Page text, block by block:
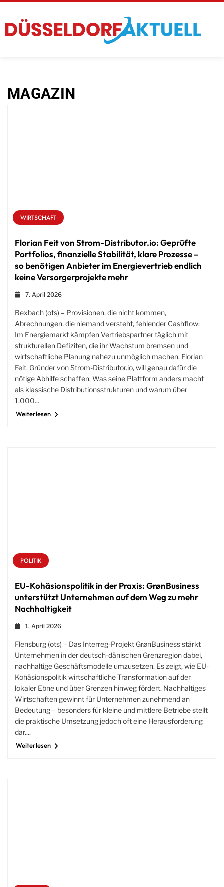
MAGAZIN
WIRTSCHAFT
Florian Feit von Strom-Distributor.io: Geprüfte
Portfolios, finanzielle Stabilität, klare Prozesse –
so benötigen Anbieter im Energievertrieb endlich
keine Versorgerprojekte mehr
7. April 2026
Bexbach (ots) – Provisionen, die nicht kommen,
Abrechnungen, die niemand versteht, fehlender Cashflow:
Im Energiemarkt kämpfen Vertriebspartner täglich mit
strukturellen Defiziten, die ihr Wachstum bremsen und
wirtschaftliche Planung nahezu unmöglich machen. Florian
Feit, Gründer von Strom-Distributor.io, will genau dafür die
nötige Abhilfe schaffen. Was seine Plattform anders macht
als klassische Distributionsstrukturen und warum über
1.000...
Weiterlesen
POLITIK
EU-Kohäsionspolitik in der Praxis: GrønBusiness
unterstützt Unternehmen auf dem Weg zu mehr
Nachhaltigkeit
1. April 2026
Flensburg (ots) – Das Interreg-Projekt GrønBusiness stärkt
Unternehmen in der deutsch-dänischen Grenzregion dabei,
nachhaltige Geschäftsmodelle umzusetzen. Es zeigt, wie EU-
Kohäsionspolitik wirtschaftliche Transformation auf der
lokaler Ebne und über Grenzen hinweg fördert. Nachhaltiges
Wirtschaften gewinnt für Unternehmen zunehmend an
Bedeutung – besonders für kleine und mittlere Betriebe stellt
die praktische Umsetzung jedoch oft eine Herausforderung
dar....
Weiterlesen